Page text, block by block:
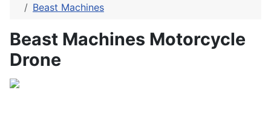
Beast Machines
Beast Machines Motorcycle
Drone